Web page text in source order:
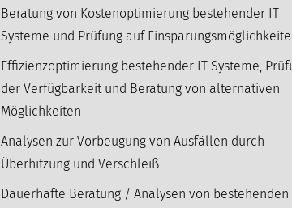
Beratung von Kostenoptimierung bestehender IT
Systeme und Prüfung auf
Effizienzoptimierung bestehender IT Systeme,
der Verfügbarkeit und Beratung von alternativen
Möglichkeiten
Analysen zur Vorbeugung von Ausfällen durch
Überhitzung und Verschleiß
Dauerhafte Beratung / Analysen von bestehenden